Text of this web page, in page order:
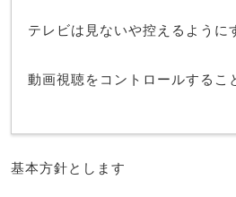
テレビは見ないや控えるように
動画視聴をコントロールするこ
基本方針とします